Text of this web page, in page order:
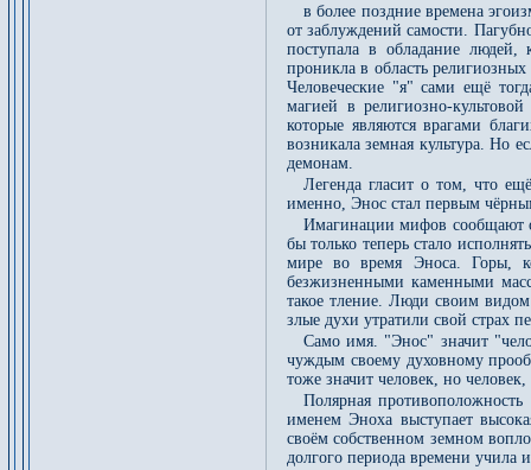
в более поздние времена
от заблуждений самости.
поступала в обладание
проникла в область
Человеческие "я" сами ещё
магией в религиозно-
которые являются врагами
возникала земная культура. Но
демонам.
Легенда гласит о том, что
именно, Энос стал первым
Имагинации мифов сообщают
бы только теперь стало
мире во время Эноса. Горы,
безжизненными каменными
такое тление. Люди своим
злые духи утратили свой страх
Само имя. "Энос" значит
чуждым своему духовному
тоже значит человек, но
Полярная
именем Эноха выступает
своём собственном земном
долгого периода времени учила